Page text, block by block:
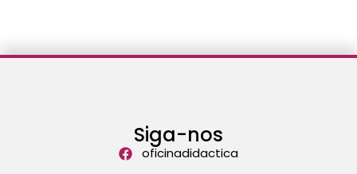
Siga-nos
oficinadidactica